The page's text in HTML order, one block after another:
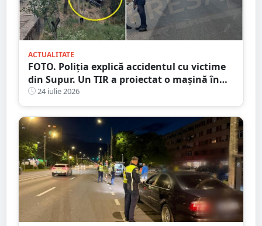
ACTUALITATE
FOTO. Poliția explică accidentul cu victime
din Supur. Un TIR a proiectat o mașină în
șanț24 iulie 2026